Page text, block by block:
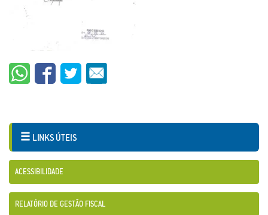
LINKS ÚTEIS
ACESSIBILIDADE
RELATÓRIO DE GESTÃO FISCAL